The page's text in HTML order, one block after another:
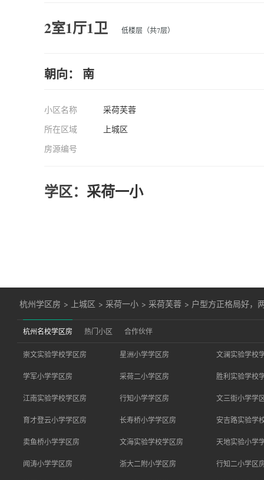
2室1厅1卫 低楼层（共7层）
朝向： 南
小区名称
采荷芙蓉
所在区域
上城区
房源编号
学区：采荷一小
杭州学区房 > 上城区 > 采荷一小 > 采荷芙蓉 > 户型方正格局好，
杭州名校学区房 热门小区 合作伙伴
崇文实验学校学区房 星洲小学学区房 文澜实验学校
学军小学学区房 采荷二小学区房 胜利实验学校
江南实验学校学区房 行知小学学区房 文三街小学学
育才登云小学学区房 长寿桥小学学区房 安吉路实验学
卖鱼桥小学学区房 文海实验学校学区房 天地实验小学
闻涛小学学区房 浙大二附小学区房 行知二小学区